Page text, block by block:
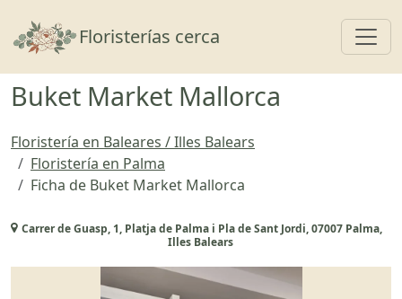
Floristerías cerca
Buket Market Mallorca
Floristería en Baleares / Illes Balears
Floristería en Palma
Ficha de Buket Market Mallorca
Carrer de Guasp, 1, Platja de Palma i Pla de Sant Jordi, 07007 Palma,
Illes Balears